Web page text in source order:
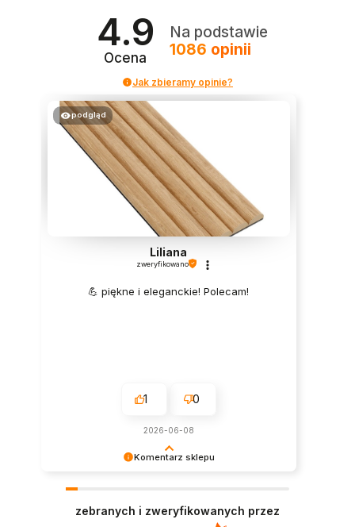
4.9
Ocena
Na podstawie
1086 opinii
Jak zbieramy opinie?
Komentarz sklepu
podgląd
Liliana
zweryfikowano
💪 piękne i eleganckie! Polecam!
1 0
2026-06-08
zebranych i zweryfikowanych przez